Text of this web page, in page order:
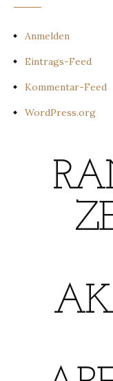
Anmelden
Eintrags-Feed
Kommentar-Feed
WordPress.org